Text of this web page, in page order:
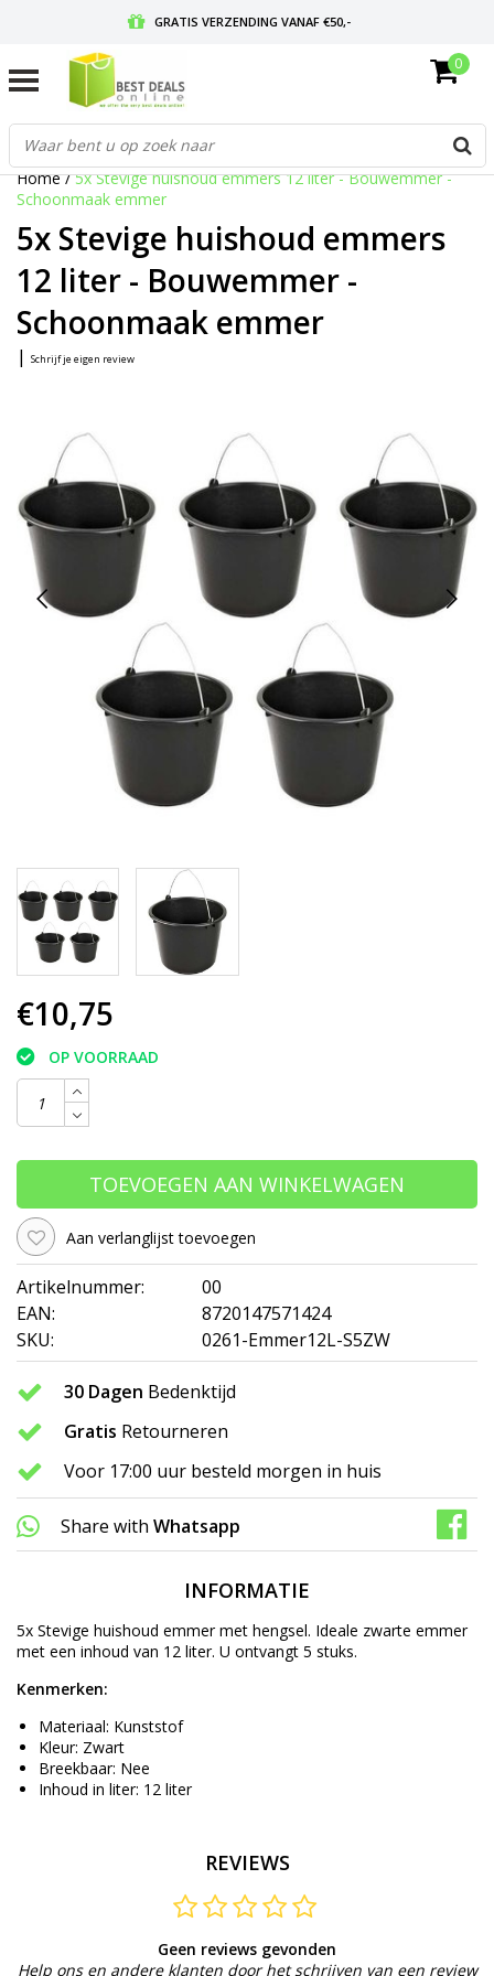
GRATIS VERZENDING VANAF €50,-
GRATIS RETOURNEREN EN 30 DAGEN BEDENKTIJD
0
Home/5x Stevige huishoud emmers 12 liter - Bouwemmer -
Schoonmaak emmer
5x Stevige huishoud emmers
12 liter - Bouwemmer -
Schoonmaak emmer
| Schrijf je eigen review
€10,75
OP VOORRAAD
TOEVOEGEN AAN WINKELWAGEN
Aan verlanglijst toevoegen
Artikelnummer:
00
EAN:
8720147571424
SKU:
0261-Emmer12L-S5ZW
30 Dagen Bedenktijd
Gratis Retourneren
Voor 17:00 uur besteld morgen in huis
Share with Whatsapp
INFORMATIE
5x Stevige huishoud emmer met hengsel. Ideale zwarte emmer
met een inhoud van 12 liter. U ontvangt 5 stuks.
Kenmerken:
Materiaal: Kunststof
Kleur: Zwart
Breekbaar: Nee
Inhoud in liter: 12 liter
REVIEWS
Geen reviews gevonden
Help ons en andere klanten door het schrijven van een review